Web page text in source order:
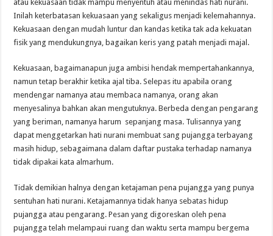
atau kekuasaan tidak mampu menyentuh atau menindas hati nurani.
Inilah keterbatasan kekuasaan yang sekaligus menjadi kelemahannya.
Kekuasaan dengan mudah luntur dan kandas ketika tak ada kekuatan
fisik yang mendukungnya, bagaikan keris yang patah menjadi majal.
Kekuasaan, bagaimanapun juga ambisi hendak mempertahankannya,
namun tetap berakhir ketika ajal tiba. Selepas itu apabila orang
mendengar namanya atau membaca namanya, orang akan
menyesalinya bahkan akan mengutuknya. Berbeda dengan pengarang
yang beriman, namanya harum sepanjang masa. Tulisannya yang
dapat menggetarkan hati nurani membuat sang pujangga terbayang
masih hidup, sebagaimana dalam daftar pustaka terhadap namanya
tidak dipakai kata almarhum.
Tidak demikian halnya dengan ketajaman pena pujangga yang punya
sentuhan hati nurani. Ketajamannya tidak hanya sebatas hidup
pujangga atau pengarang. Pesan yang digoreskan oleh pena
pujangga telah melampaui ruang dan waktu serta mampu bergema